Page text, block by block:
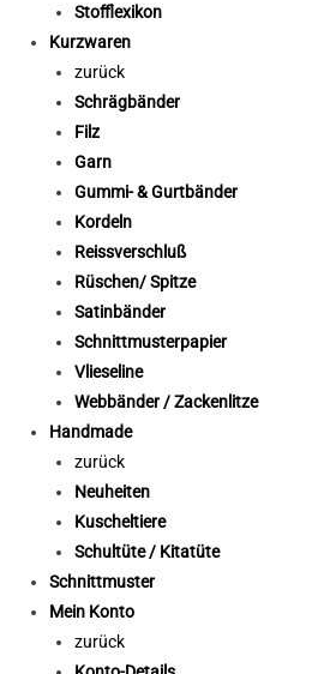
Stofflexikon
Kurzwaren
zurück
Schrägbänder
Filz
Garn
Gummi- & Gurtbänder
Kordeln
Reissverschluß
Rüschen/ Spitze
Satinbänder
Schnittmusterpapier
Vlieseline
Webbänder / Zackenlitze
Handmade
zurück
Neuheiten
Kuscheltiere
Schultüte / Kitatüte
Schnittmuster
Mein Konto
zurück